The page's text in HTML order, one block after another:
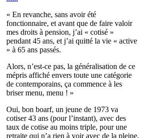
« En revanche, sans avoir été
fonctionnaire, et avant que de faire valoir
mes droits à pension, j’ai « cotisé »
pendant 45 ans, et j’ai quitté la vie « active
» à 65 ans passés.
Alors, n’est-ce pas, la généralisation de ce
mépris affiché envers toute une catégorie
de contemporains, ça commence à les
briser menu, menu ! »
Oui, bon boarf, un jeune de 1973 va
cotiser 43 ans (pour l’instant), avec des
taux de cotise au moins triple, pour une
retraite qui n’a rien à voir avec de la pleine,